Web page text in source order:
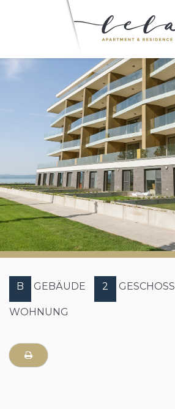
B GEBÄUDE 2 GESCHOSS
WOHNUNG